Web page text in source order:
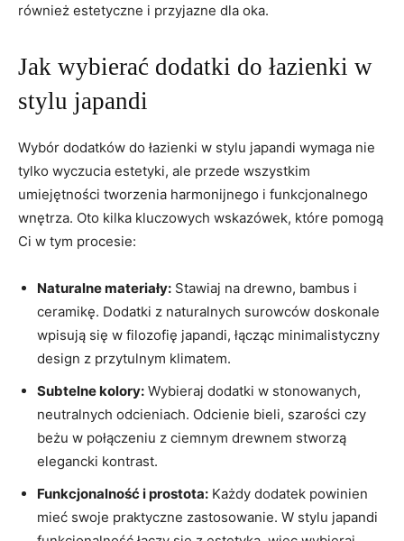
również estetyczne i przyjazne dla oka.
Jak wybierać dodatki do łazienki w
stylu japandi
Wybór dodatków do łazienki w stylu japandi wymaga nie
tylko wyczucia estetyki, ale przede wszystkim
umiejętności tworzenia harmonijnego i funkcjonalnego
wnętrza. Oto kilka kluczowych wskazówek, które pomogą
Ci w tym procesie:
Naturalne materiały: Stawiaj na drewno, bambus i
ceramikę. Dodatki z naturalnych surowców doskonale
wpisują się w filozofię japandi, łącząc minimalistyczny
design z przytulnym klimatem.
Subtelne kolory: Wybieraj dodatki w stonowanych,
neutralnych odcieniach. Odcienie bieli, szarości czy
beżu w połączeniu z ciemnym drewnem stworzą
elegancki kontrast.
Funkcjonalność i prostota: Każdy dodatek powinien
mieć swoje praktyczne zastosowanie. W stylu japandi